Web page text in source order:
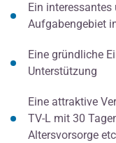
Ein
Aufgabengebiet
Eine gründliche
Unterstützung
Eine attraktive
TV-L mit 30
Altersvorsorge